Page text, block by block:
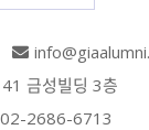
금성빌딩 3층
2686-6713